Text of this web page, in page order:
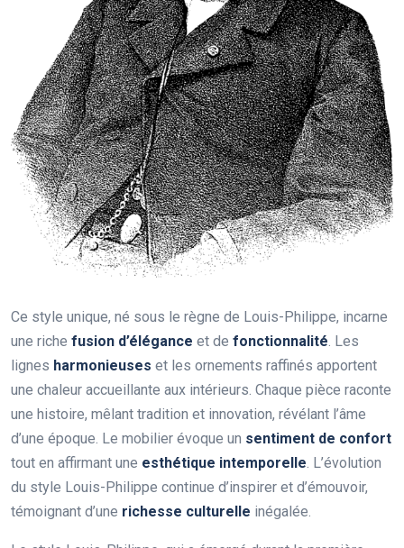
Ce style unique, né sous le règne de Louis-Philippe, incarne
une riche fusion d’élégance et de fonctionnalité. Les
lignes harmonieuses et les ornements raffinés apportent
une chaleur accueillante aux intérieurs. Chaque pièce raconte
une histoire, mêlant tradition et innovation, révélant l’âme
d’une époque. Le mobilier évoque un sentiment de confort
tout en affirmant une esthétique intemporelle. L’évolution
du style Louis-Philippe continue d’inspirer et d’émouvoir,
témoignant d’une richesse culturelle inégalée.